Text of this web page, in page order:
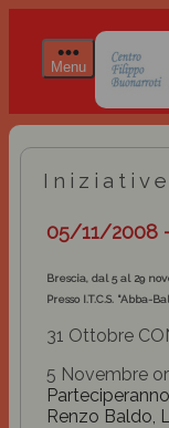
Menu
Iniziative
05/11/2008
Brescia, dal 5 al 29
Presso I.T.C.S. "Abba-
31 Ottobre
5 Novembre
Renzo Baldo,